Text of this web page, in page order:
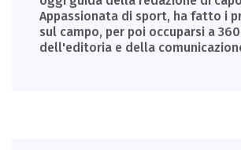
Appassionata di sport, ha fatto i
sul campo, per poi occuparsi a
dell'editoria e della